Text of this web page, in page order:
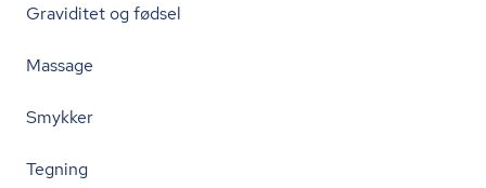
Graviditet og fødsel
Massage
Smykker
Tegning